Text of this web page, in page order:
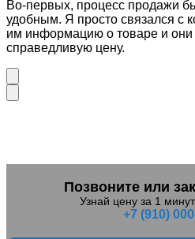
Во-первых, процесс продажи
удобным. Я просто связался с
им информацию о товаре и
справедливую цену.
Позвоните или
Узнай цену за 1
+7 (910)